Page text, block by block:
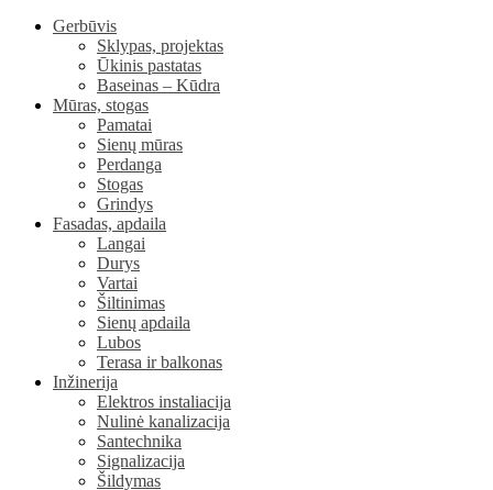
Gerbūvis
Sklypas, projektas
Ūkinis pastatas
Baseinas – Kūdra
Mūras, stogas
Pamatai
Sienų mūras
Perdanga
Stogas
Grindys
Fasadas, apdaila
Langai
Durys
Vartai
Šiltinimas
Sienų apdaila
Lubos
Terasa ir balkonas
Inžinerija
Elektros instaliacija
Nulinė kanalizacija
Santechnika
Signalizacija
Šildymas